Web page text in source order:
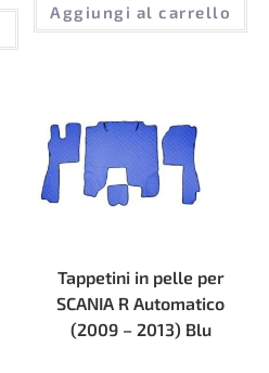
Aggiungi al carrello
Tappetini in pelle per
SCANIA R Automatico
(2009 – 2013) Blu